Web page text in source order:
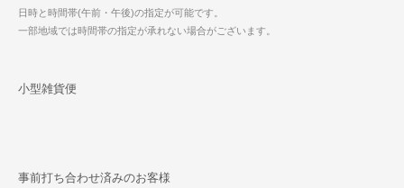
日時と時間帯(午前・午後)の指定が可能です。
一部地域では時間帯の指定が承れない場合がございます。
小型雑貨便
事前打ち合わせ済みのお客様